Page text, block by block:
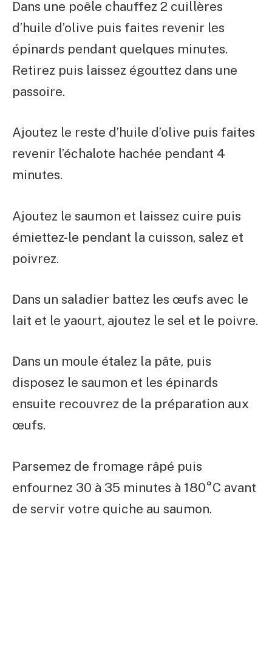
Dans une poêle chauffez 2 cuillères
d’huile d’olive puis faites revenir les
épinards pendant quelques minutes.
Retirez puis laissez égouttez dans une
passoire.
Ajoutez le reste d’huile d’olive puis faites
revenir l’échalote hachée pendant 4
minutes.
Ajoutez le saumon et laissez cuire puis
émiettez-le pendant la cuisson, salez et
poivrez.
Dans un saladier battez les œufs avec le
lait et le yaourt, ajoutez le sel et le poivre.
Dans un moule étalez la pâte, puis
disposez le saumon et les épinards
ensuite recouvrez de la préparation aux
œufs.
Parsemez de fromage râpé puis
enfournez 30 à 35 minutes à 180°C avant
de servir votre quiche au saumon.